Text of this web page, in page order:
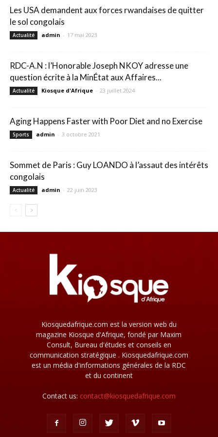
Les USA demandent aux forces rwandaises de quitter
le sol congolais
Actualité admin - 17 mai 2023
RDC-A.N : l’Honorable Joseph NKOY adresse une
question écrite à la MinÉtat aux Affaires...
Actualité Kiosque d'Afrique - 23 juillet 2024
Aging Happens Faster with Poor Diet and no Exercise
Sports admin - 3 octobre 2021
Sommet de Paris : Guy LOANDO à l’assaut des intérêts
congolais
Actualité admin - 22 juin 2023
Kiosquedafrique.com est la version web du
magazine Kiosque d'Afrique, fondé par Maxim
Consult, Bureau d'études et conseils en
communication stratégique . Kiosquedafrique.com
est un média d'informations générales de la RDC
et du continent
Contact us: contact@kiosquedafrique.com